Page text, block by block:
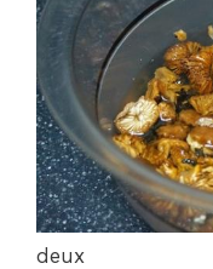
deux